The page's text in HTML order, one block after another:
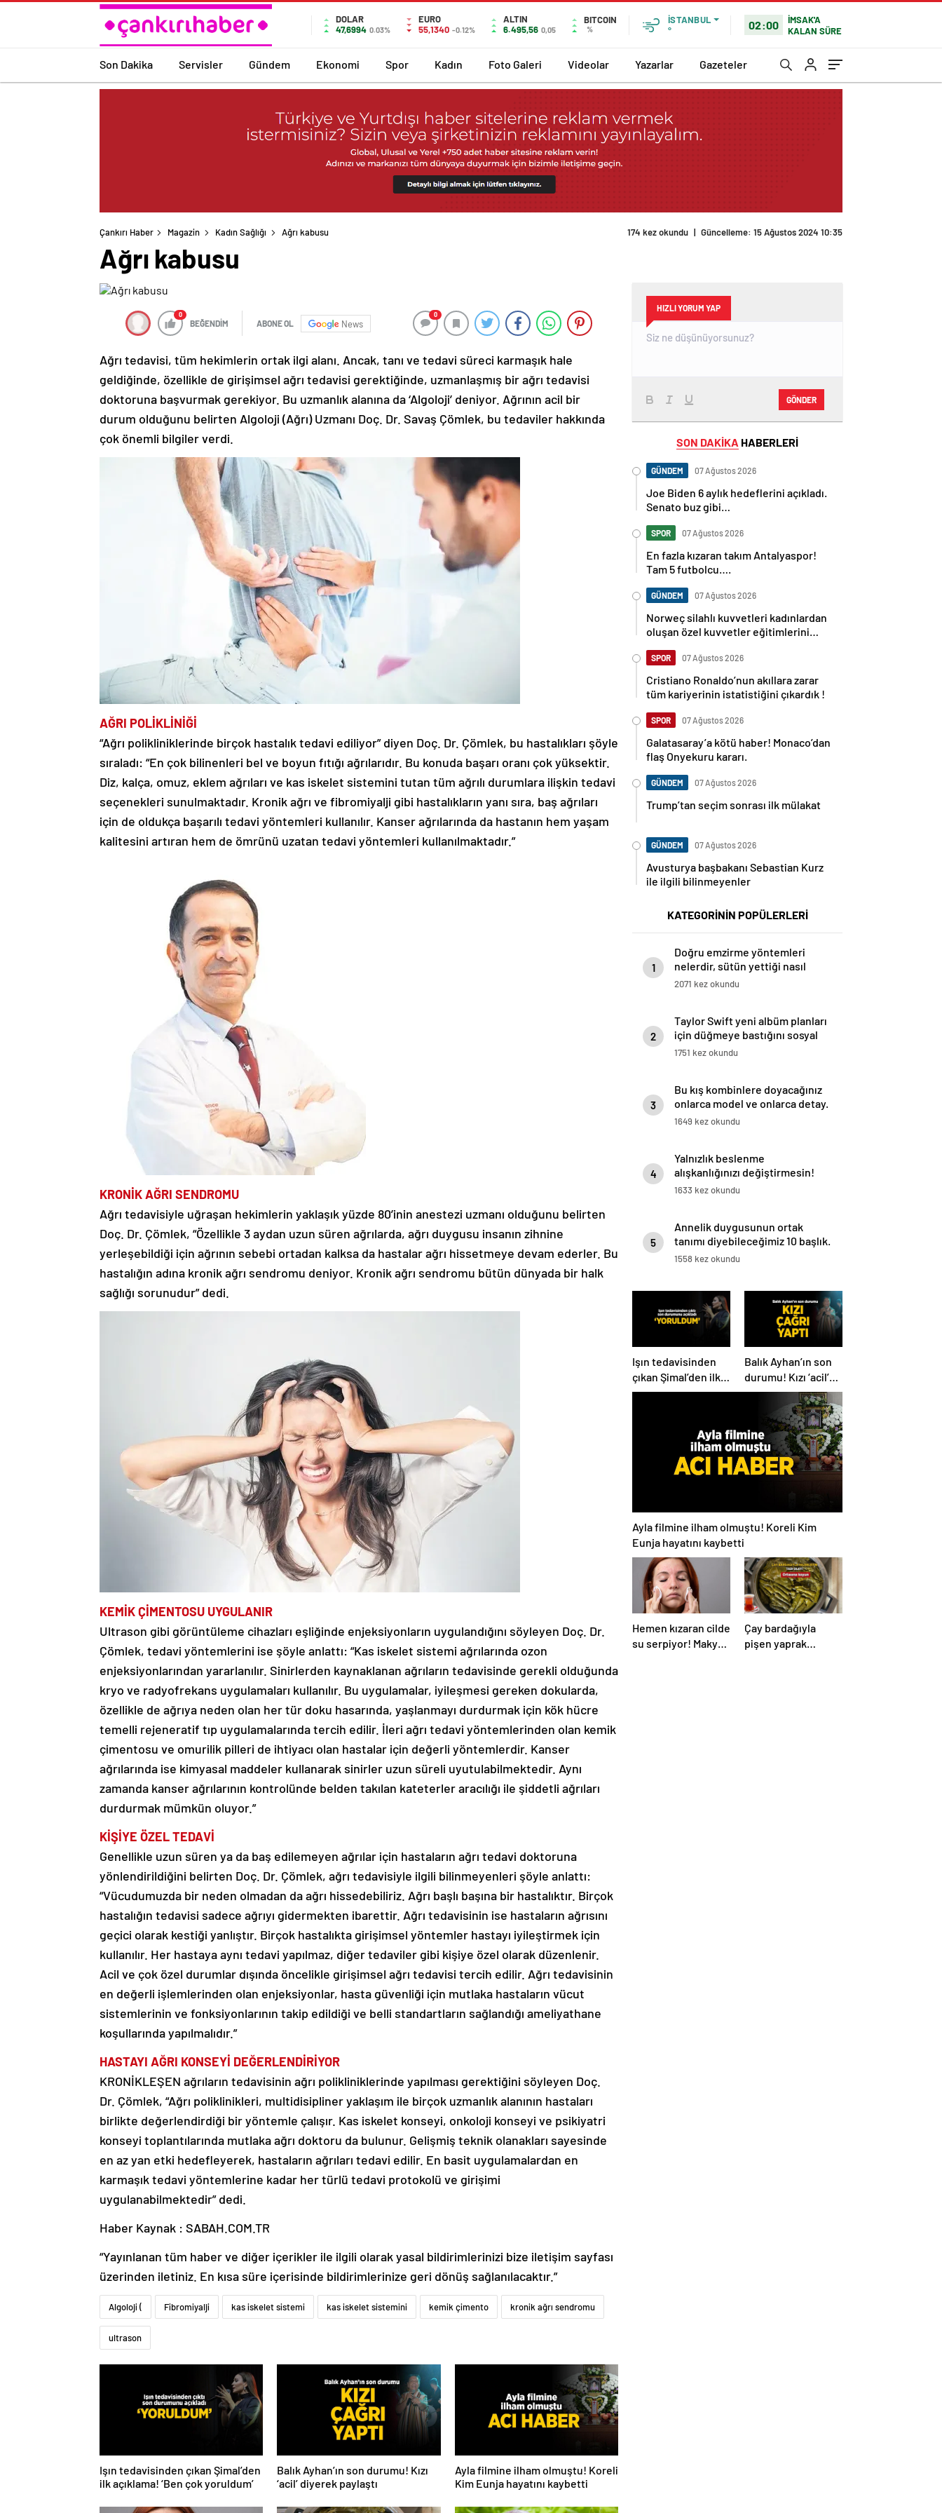
DOLAR
47,6994 0.03%
EURO
55,1340 -0.12%
ALTIN
6.495,56 0,05
BITCOIN
%
İSTANBUL
°
02:00
İMSAK'A
KALAN SÜRE
Son Dakika Servisler Gündem Ekonomi Spor Kadın Foto Galeri Videolar Yazarlar Gazeteler
Çankırı Haber Magazin Kadın Sağlığı Ağrı kabusu 174 kez okundu | Güncelleme: 15 Ağustos 2024 10:35
Ağrı kabusu
0
BEĞENDİM ABONE OL News
0
Ağrı tedavisi, tüm hekimlerin ortak ilgi alanı. Ancak, tanı ve tedavi süreci karmaşık hale
geldiğinde, özellikle de girişimsel ağrı tedavisi gerektiğinde, uzmanlaşmış bir ağrı tedavisi
doktoruna başvurmak gerekiyor. Bu uzmanlık alanına da ‘Algoloji’ deniyor. Ağrının acil bir
durum olduğunu belirten Algoloji (Ağrı) Uzmanı Doç. Dr. Savaş Çömlek, bu tedaviler hakkında
çok önemli bilgiler verdi.
AĞRI POLİKLİNİĞİ
“Ağrı polikliniklerinde birçok hastalık tedavi ediliyor” diyen Doç. Dr. Çömlek, bu hastalıkları şöyle
sıraladı: “En çok bilinenleri bel ve boyun fıtığı ağrılarıdır. Bu konuda başarı oranı çok yüksektir.
Diz, kalça, omuz, eklem ağrıları ve kas iskelet sistemini tutan tüm ağrılı durumlara ilişkin tedavi
seçenekleri sunulmaktadır. Kronik ağrı ve fibromiyalji gibi hastalıkların yanı sıra, baş ağrıları
için de oldukça başarılı tedavi yöntemleri kullanılır. Kanser ağrılarında da hastanın hem yaşam
kalitesini artıran hem de ömrünü uzatan tedavi yöntemleri kullanılmaktadır.”
KRONİK AĞRI SENDROMU
Ağrı tedavisiyle uğraşan hekimlerin yaklaşık yüzde 80’inin anestezi uzmanı olduğunu belirten
Doç. Dr. Çömlek, “Özellikle 3 aydan uzun süren ağrılarda, ağrı duygusu insanın zihnine
yerleşebildiği için ağrının sebebi ortadan kalksa da hastalar ağrı hissetmeye devam ederler. Bu
hastalığın adına kronik ağrı sendromu deniyor. Kronik ağrı sendromu bütün dünyada bir halk
sağlığı sorunudur” dedi.
KEMİK ÇİMENTOSU UYGULANIR
Ultrason gibi görüntüleme cihazları eşliğinde enjeksiyonların uygulandığını söyleyen Doç. Dr.
Çömlek, tedavi yöntemlerini ise şöyle anlattı: “Kas iskelet sistemi ağrılarında ozon
enjeksiyonlarından yararlanılır. Sinirlerden kaynaklanan ağrıların tedavisinde gerekli olduğunda
kryo ve radyofrekans uygulamaları kullanılır. Bu uygulamalar, iyileşmesi gereken dokularda,
özellikle de ağrıya neden olan her tür doku hasarında, yaşlanmayı durdurmak için kök hücre
temelli rejeneratif tıp uygulamalarında tercih edilir. İleri ağrı tedavi yöntemlerinden olan kemik
çimentosu ve omurilik pilleri de ihtiyacı olan hastalar için değerli yöntemlerdir. Kanser
ağrılarında ise kimyasal maddeler kullanarak sinirler uzun süreli uyutulabilmektedir. Aynı
zamanda kanser ağrılarının kontrolünde belden takılan kateterler aracılığı ile şiddetli ağrıları
durdurmak mümkün oluyor.”
KİŞİYE ÖZEL TEDAVİ
Genellikle uzun süren ya da baş edilemeyen ağrılar için hastaların ağrı tedavi doktoruna
yönlendirildiğini belirten Doç. Dr. Çömlek, ağrı tedavisiyle ilgili bilinmeyenleri şöyle anlattı:
“Vücudumuzda bir neden olmadan da ağrı hissedebiliriz. Ağrı başlı başına bir hastalıktır. Birçok
hastalığın tedavisi sadece ağrıyı gidermekten ibarettir. Ağrı tedavisinin ise hastaların ağrısını
geçici olarak kestiği yanlıştır. Birçok hastalıkta girişimsel yöntemler hastayı iyileştirmek için
kullanılır. Her hastaya aynı tedavi yapılmaz, diğer tedaviler gibi kişiye özel olarak düzenlenir.
Acil ve çok özel durumlar dışında öncelikle girişimsel ağrı tedavisi tercih edilir. Ağrı tedavisinin
en değerli işlemlerinden olan enjeksiyonlar, hasta güvenliği için mutlaka hastaların vücut
sistemlerinin ve fonksiyonlarının takip edildiği ve belli standartların sağlandığı ameliyathane
koşullarında yapılmalıdır.”
HASTAYI AĞRI KONSEYİ DEĞERLENDİRİYOR
KRONİKLEŞEN ağrıların tedavisinin ağrı polikliniklerinde yapılması gerektiğini söyleyen Doç.
Dr. Çömlek, “Ağrı poliklinikleri, multidisipliner yaklaşım ile birçok uzmanlık alanının hastaları
birlikte değerlendirdiği bir yöntemle çalışır. Kas iskelet konseyi, onkoloji konseyi ve psikiyatri
konseyi toplantılarında mutlaka ağrı doktoru da bulunur. Gelişmiş teknik olanakları sayesinde
en az yan etki hedefleyerek, hastaların ağrıları tedavi edilir. En basit uygulamalardan en
karmaşık tedavi yöntemlerine kadar her türlü tedavi protokolü ve girişimi
uygulanabilmektedir” dedi.
Haber Kaynak : SABAH.COM.TR
“Yayınlanan tüm haber ve diğer içerikler ile ilgili olarak yasal bildirimlerinizi bize iletişim sayfası
üzerinden iletiniz. En kısa süre içerisinde bildirimlerinize geri dönüş sağlanılacaktır.”
Algoloji ( Fibromiyalji kas iskelet sistemi kas iskelet sistemini kemik çimento kronik ağrı sendromu
ultrason
Işın tedavisinden çıkan Şimal’den
ilk açıklama! ‘Ben çok yoruldum’
Balık Ayhan’ın son durumu! Kızı
‘acil’ diyerek paylaştı
Ayla filmine ilham olmuştu! Koreli
Kim Eunja hayatını kaybetti
HIZLI YORUM YAP
GÖNDER
SON DAKİKA HABERLERİ
GÜNDEM 07 Ağustos 2026
Joe Biden 6 aylık hedeflerini açıkladı.
Senato buz gibi…
SPOR 07 Ağustos 2026
En fazla kızaran takım Antalyaspor!
Tam 5 futbolcu….
GÜNDEM 07 Ağustos 2026
Norweç silahlı kuvvetleri kadınlardan
oluşan özel kuvvetler eğitimlerini
SPOR 07 Ağustos 2026
Cristiano Ronaldo’nun akıllara zarar
tüm kariyerinin istatistiğini çıkardık !
SPOR 07 Ağustos 2026
Galatasaray’a kötü haber! Monaco’dan
flaş Onyekuru kararı.
GÜNDEM 07 Ağustos 2026
Trump’tan seçim sonrası ilk mülakat
GÜNDEM 07 Ağustos 2026
Avusturya başbakanı Sebastian Kurz
ile ilgili bilinmeyenler
KATEGORİNİN POPÜLERLERİ
1
Doğru emzirme yöntemleri
nelerdir, sütün yettiği nasıl
anlaşılır?
2071 kez okundu
2
Taylor Swift yeni albüm planları
için düğmeye bastığını sosyal
medyadan duyurdu!
1751 kez okundu
3
Bu kış kombinlere doyacağınız
onlarca model ve onlarca detay.
1649 kez okundu
4
Yalnızlık beslenme
alışkanlığınızı değiştirmesin!
Duygusal yeme ile başa çıkılmalı
1633 kez okundu
5
Annelik duygusunun ortak
tanımı diyebileceğimiz 10 başlık.
1558 kez okundu
Işın tedavisinden
çıkan Şimal’den ilk
açıklama! ‘Ben çok
Balık Ayhan’ın son
durumu! Kızı ‘acil’
diyerek paylaştı
Ayla filmine ilham olmuştu! Koreli Kim
Eunja hayatını kaybetti
Hemen kızaran cilde
su serpiyor! Makyaj
Çay bardağıyla
pişen yaprak